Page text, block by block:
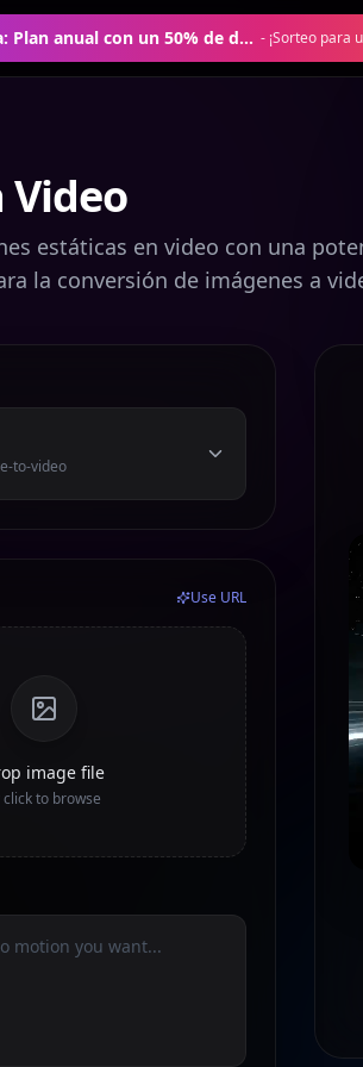
Oferta de temporada: Plan anual con un 50% de descuento - ¡Sorteo para
estáticas en video con una
la conversión de imágenes a
to-video
Use URL
image file
to browse